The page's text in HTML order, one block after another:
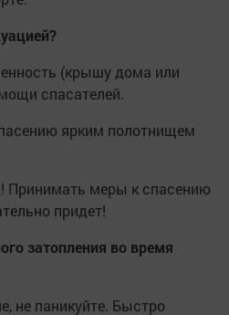
(крышу дома или
спасателей.
ярким полотнищем
Принимать меры к спасению
придет!
затопления во время
не паникуйте. Быстро